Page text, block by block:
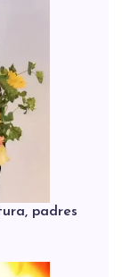
padres